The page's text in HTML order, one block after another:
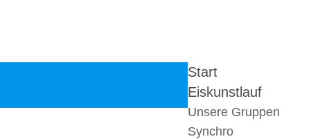
Start
Eiskunstlauf
Unsere Gruppen
Synchro